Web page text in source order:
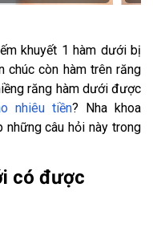
khuyết 1 hàm dưới bị
chúc còn hàm trên răng
răng hàm dưới được
nhiêu tiền? Nha khoa
những câu hỏi này trong
có được